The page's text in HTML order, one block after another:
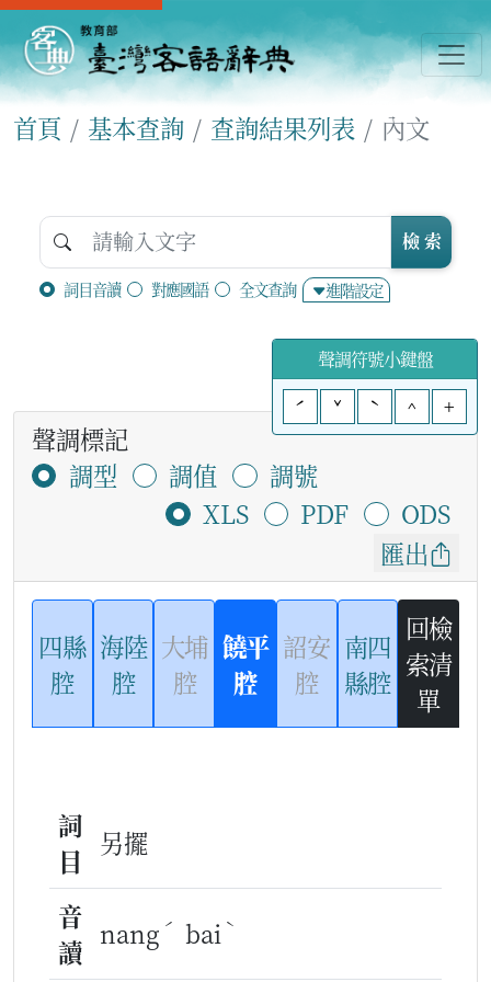
首頁 基本查詢 查詢結果列表 內文
詞目音讀 對應國語 全文查詢 進階設定
檢 索
聲調符號小鍵盤
ˊ
ˇ ˋ ^ +
聲調標記
調型
調值
調號
XLS
PDF
ODS
匯出
四縣
腔
海陸
腔
大埔
腔
饒平
腔
詔安
腔
南四
縣腔
回檢
索清
單
詞
目
另擺
音
讀
nang ˊ bai ˋ